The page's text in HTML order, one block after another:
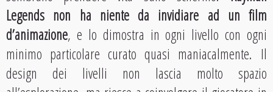
Legends non ha niente da invidiare ad un film
d’animazione, e lo dimostra in ogni livello con ogni
minimo particolare curato quasi maniacalmente. Il
design dei livelli non lascia molto spazio